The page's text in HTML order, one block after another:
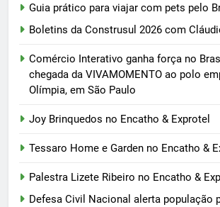
Guia prático para viajar com pets pelo
Boletins da Construsul 2026 com
Comércio Interativo ganha força no
chegada da VIVAMOMENTO ao polo
Olímpia, em São Paulo
Joy Brinquedos no Encatho & Exprotel
Tessaro Home e Garden no Encatho &
Palestra Lizete Ribeiro no Encatho &
Defesa Civil Nacional alerta população